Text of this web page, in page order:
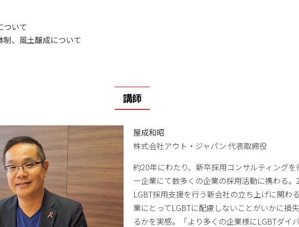
いて
、風土醸成について
講師
屋成和昭
株式会社アウト・ジャパン 代表取締役
約20年にわたり、新卒採用コンサルティング
ー企業にて数多くの企業の採用活動に携わる
LGBT採用支援を行う新会社の立ち上げに関わ
業にとってLGBTに配慮しないことがいかに損
るかを実感。「より多くの企業様にLGBTダイ